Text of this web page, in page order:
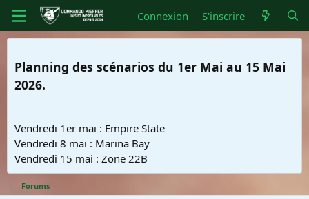
Connexion S'inscrire
Planning des scénarios du 1er Mai au 15 Mai
2026.
Vendredi 1er mai : Empire State
Vendredi 8 mai : Marina Bay
Vendredi 15 mai : Zone 22B
Forums